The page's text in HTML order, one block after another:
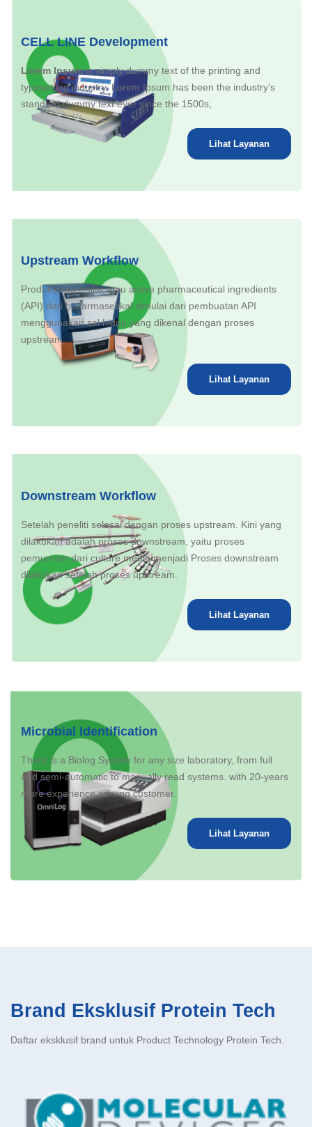
CELL LINE Development
Lorem Ipsumis simply dummy text of the printing and
typesetting industry. Lorem Ipsum has been the industry's
standard dummy text ever since the 1500s,
Lihat Layanan
Upstream Workflow
Produksi biosimilar atau active pharmaceutical ingredients
(API) dari biofarmasetikal dimulai dari pembuatan API
menggunakan sel hidup yang dikenal dengan proses
upstream.
Lihat Layanan
Downstream Workflow
Setelah peneliti selesai dengan proses upstream. Kini yang
dilakukan adalah proses downstream, yaitu proses
pemurnian dari culture media menjadi Proses downstream
dilakukan setelah proses upstream.
Lihat Layanan
Microbial Identification
There is a Biolog System for any size laboratory, from full
and semi-automatic to manually read systems. with 20-years
more experience serving customer.
Lihat Layanan
Brand Eksklusif Protein Tech
Daftar eksklusif brand untuk Product Technology Protein Tech.